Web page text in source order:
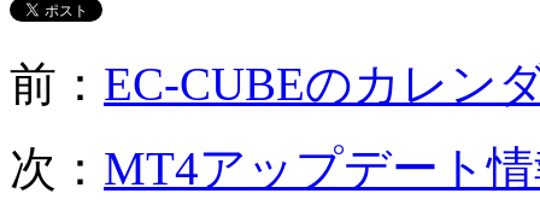
前： EC-CUBEのカレン
次： MT4アップデート